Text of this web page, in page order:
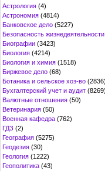
Астрология (4)
Астрономия (4814)
Банковское дело (5227)
Безопасность жизнедеятельности
Биографии (3423)
Биология (4214)
Биология и химия (1518)
Биржевое дело (68)
Ботаника и сельское хоз-во (2836)
Бухгалтерский учет и аудит (8269)
Валютные отношения (50)
Ветеринария (50)
Военная кафедра (762)
ГДЗ (2)
География (5275)
Геодезия (30)
Геология (1222)
Геополитика (43)